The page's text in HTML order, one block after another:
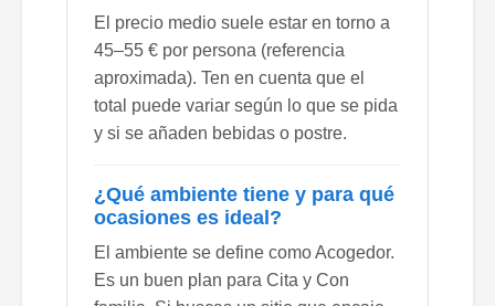
El precio medio suele estar en torno a
45–55 € por persona (referencia
aproximada). Ten en cuenta que el
total puede variar según lo que se pida
y si se añaden bebidas o postre.
¿Qué ambiente tiene y para qué
ocasiones es ideal?
El ambiente se define como Acogedor.
Es un buen plan para Cita y Con